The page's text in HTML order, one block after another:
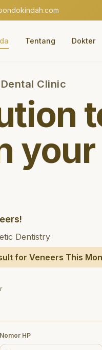
Tentang Dokter
Clinic
your
Dentistry
for Veneers This
Nomor HP